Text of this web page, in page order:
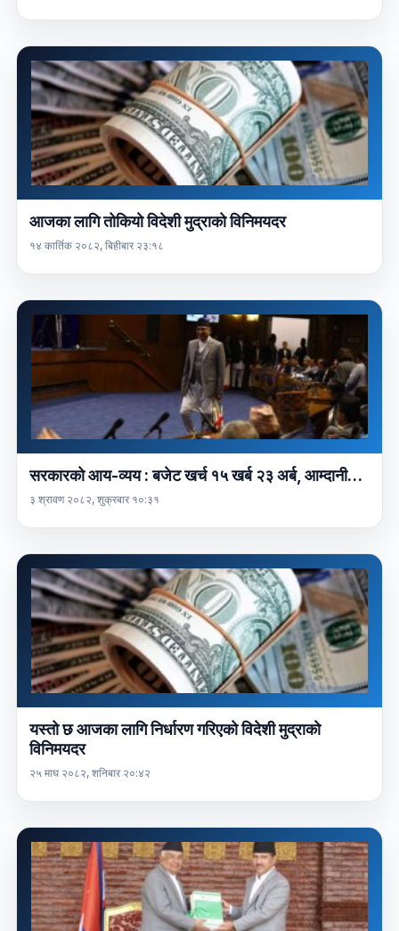
आजका लागि तोकियो विदेशी मुद्राको विनिमयदर
१४ कार्तिक २०८२, बिहीबार २३:१८
सरकारको आय-व्यय : बजेट खर्च १५ खर्ब २३ अर्ब, आम्दानी…
३ श्रावण २०८२, शुक्रबार १०:३१
यस्तो छ आजका लागि निर्धारण गरिएको विदेशी मुद्राको
विनिमयदर
२५ माघ २०८२, शनिबार २०:४२